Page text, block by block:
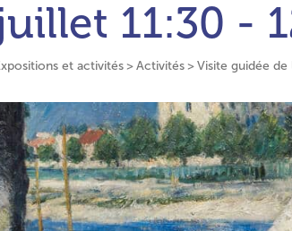
11:30 -
et activités Activités Visite guidée